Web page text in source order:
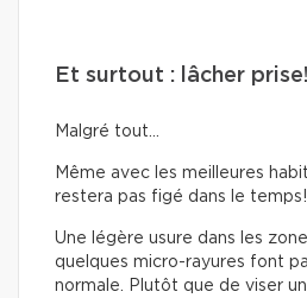
Et surtout : lâcher prise!
Malgré tout…
Même avec les meilleures
restera pas figé dans le temps!
Une légère usure dans les
quelques micro-rayures font
normale. Plutôt que de viser